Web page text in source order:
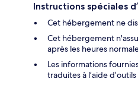
Instructions spéciales
Cet hébergement ne
Cet hébergement
après les heures
Les informations
traduites à l’aide